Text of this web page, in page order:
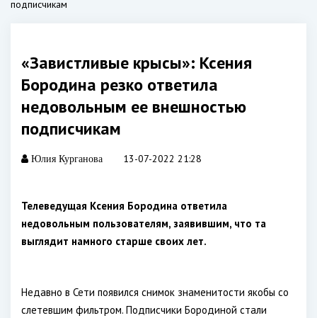
подписчикам
«Завистливые крысы»: Ксения
Бородина резко ответила
недовольным ее внешностью
подписчикам
Юлия Курганова 13-07-2022 21:28
Телеведущая Ксения Бородина ответила
недовольным пользователям, заявившим, что та
выглядит намного старше своих лет.
Недавно в Сети появился снимок знаменитости якобы со
слетевшим фильтром. Подписчики Бородиной стали